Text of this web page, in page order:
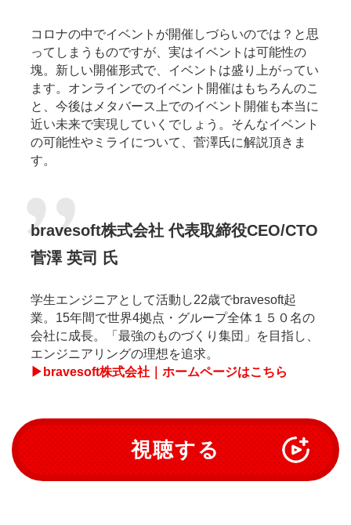
コロナの中でイベントが開催しづらいのでは？と思
ってしまうものですが、実はイベントは可能性の
塊。新しい開催形式で、イベントは盛り上がってい
ます。オンラインでのイベント開催はもちろんのこ
と、今後はメタバース上でのイベント開催も本当に
近い未来で実現していくでしょう。そんなイベント
の可能性やミライについて、菅澤氏に解説頂きま
す。
bravesoft株式会社 代表取締役CEO/CTO
菅澤 英司 氏
学生エンジニアとして活動し22歳でbravesoft起
業。15年間で世界4拠点・グループ全体１５０名の
会社に成長。「最強のものづくり集団」を目指し、
エンジニアリングの理想を追求。
▶bravesoft株式会社｜ホームページはこちら
視聴する